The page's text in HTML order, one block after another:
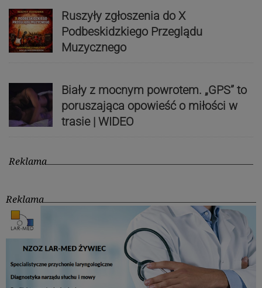
Ruszyły zgłoszenia do X
Podbeskidzkiego Przeglądu
Muzycznego
Biały z mocnym powrotem. „GPS” to
poruszająca opowieść o miłości w
trasie | WIDEO
Reklama
Reklama